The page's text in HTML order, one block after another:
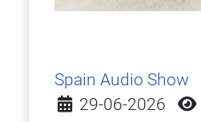
Spain Audio Show
Detalles
29-06-2026